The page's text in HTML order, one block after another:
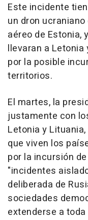
Este incidente
un dron
aéreo de Estonia,
llevaran a
por la posible
territorios.
El martes, la
justamente con
Letonia y
que viven los
por la incursión
"incidentes
deliberada de
sociedades
extenderse a toda